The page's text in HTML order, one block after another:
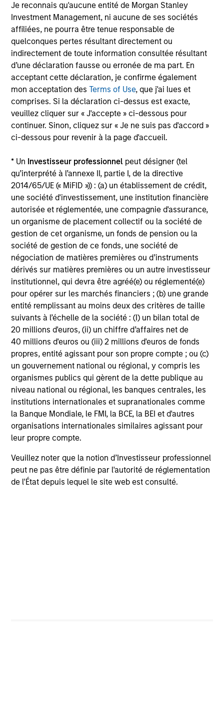
Je reconnais qu'aucune entité de Morgan Stanley
Investment Management, ni aucune de ses sociétés
affiliées, ne pourra être tenue responsable de
quelconques pertes résultant directement ou
indirectement de toute information consultée résultant
d’une déclaration fausse ou erronée de ma part. En
acceptant cette déclaration, je confirme également
mon acceptation desTerms of Use, que j'ai lues et
comprises. Si la déclaration ci-dessus est exacte,
veuillez cliquer sur « J'accepte » ci-dessous pour
continuer. Sinon, cliquez sur « Je ne suis pas d'accord »
ci-dessous pour revenir à la page d'accueil.
* Un Investisseur professionnel peut désigner (tel
qu’interprété à l’annexe II, partie I, de la directive
2014/65/UE (« MiFID »)) : (a) un établissement de crédit,
une société d'investissement, une institution financière
autorisée et réglementée, une compagnie d'assurance,
un organisme de placement collectif ou la société de
gestion de cet organisme, un fonds de pension ou la
société de gestion de ce fonds, une société de
négociation de matières premières ou d’instruments
dérivés sur matières premières ou un autre investisseur
institutionnel, qui devra être agréé(e) ou réglementé(e)
pour opérer sur les marchés financiers ; (b) une grande
entité remplissant au moins deux des critères de taille
suivants à l’échelle de la société : (I) un bilan total de
20 millions d'euros, (ii) un chiffre d’affaires net de
40 millions d'euros ou (iii) 2 millions d'euros de fonds
propres, entité agissant pour son propre compte ; ou (c)
un gouvernement national ou régional, y compris les
organismes publics qui gèrent de la dette publique au
niveau national ou régional, les banques centrales, les
institutions internationales et supranationales comme
la Banque Mondiale, le FMI, la BCE, la BEI et d'autres
organisations internationales similaires agissant pour
leur propre compte.
Veuillez noter que la notion d’Investisseur professionnel
peut ne pas être définie par l'autorité de réglementation
de l'État depuis lequel le site web est consulté.
The team believes that markets can be inefficient and by
performing rigorous analysis the team can position
portfolios appropriately to add value over time. Bond
prices reflect market forecasts for a variety of factors,
such as economic growth, inflation, monetary policy,
credit risk, and prepayment risk; yet markets tend to be
poor forecasters of future events, especially when the
implied market forecasts are out of line relative to historic
trends. The team seeks to identify these mispricings and
position client portfolios to exploit the value inherent in
these opportunities.
The team believes that successful portfolio management
depends on four factors:
Global Perspective
Valuation
Diversified Holdings
Deep Fundamental Research
Investment Process
1 Macro Analysis:
The team seeks to determine what themes are driving
asset prices across rates, countries and currencies and
to evaluate the investment opportunity set based on a
thematic investment thesis. The top-down process uses a
combination of fundamental and quantitative analysis to
identify and evaluate these investment opportunities.
Asset Allocation: